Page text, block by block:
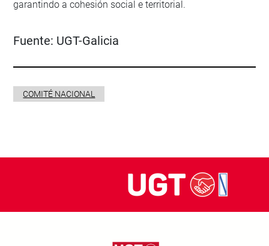
garantindo a cohesión social e territorial.
Fuente: UGT-Galicia
COMITÉ NACIONAL